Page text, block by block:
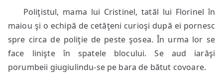
Poliţistul, mama lui Cristinel, tatăl lui Florinel în
maiou şi o echipă de cetăţeni curioşi după ei pornesc
spre circa de poliţie de peste şosea. În urma lor se
face linişte în spatele blocului. Se aud iarăşi
porumbeii giugiulindu-se pe bara de bătut covoare.